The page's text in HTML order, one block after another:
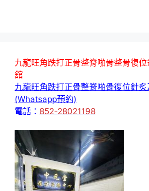
九龍旺角跌打正骨整脊啪骨整骨復
舘
九龍旺角跌打正骨整脊啪骨復位針
(Whatsapp預約)
電話： 852-28021198